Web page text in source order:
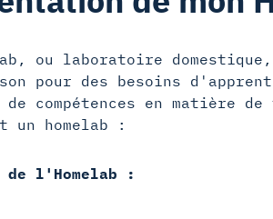
ou laboratoire
pour des besoins
de compétences en matière
un homelab :
l'Homelab :